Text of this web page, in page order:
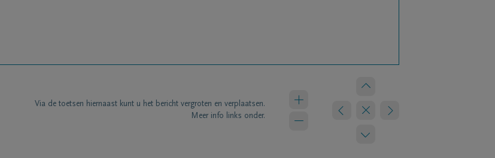
Via de toetsen hiernaast kunt u het bericht vergroten en verplaatsen.
Meer info links onder.